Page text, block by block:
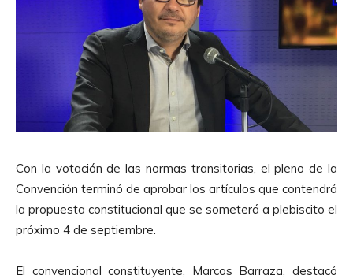
Con la votación de las normas transitorias, el pleno de la
Convención terminó de aprobar los artículos que contendrá
la propuesta constitucional que se someterá a plebiscito el
próximo 4 de septiembre.
El convencional constituyente, Marcos Barraza, destacó